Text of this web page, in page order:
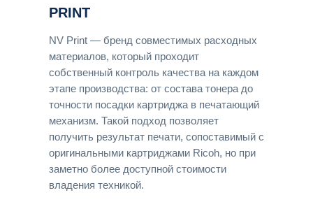
PRINT
NV Print — бренд совместимых расходных
материалов, который проходит
собственный контроль качества на каждом
этапе производства: от состава тонера до
точности посадки картриджа в печатающий
механизм. Такой подход позволяет
получить результат печати, сопоставимый с
оригинальными картриджами Ricoh, но при
заметно более доступной стоимости
владения техникой.